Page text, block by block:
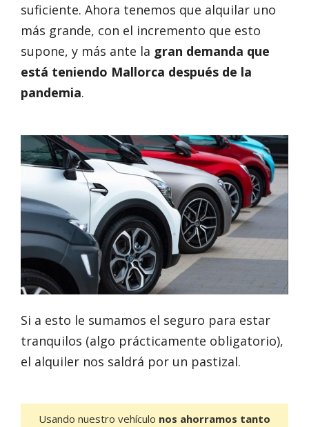
suficiente. Ahora tenemos que alquilar uno
más grande, con el incremento que esto
supone, y más ante la gran demanda que
está teniendo Mallorca después de la
pandemia.
Si a esto le sumamos el seguro para estar
tranquilos (algo prácticamente obligatorio),
el alquiler nos saldrá por un pastizal.
Usando nuestro vehículo nos ahorramos tanto